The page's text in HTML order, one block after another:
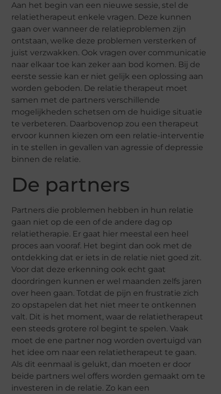
Aan het begin van een nieuwe sessie, stel de
relatietherapeut enkele vragen. Deze kunnen
gaan over wanneer de relatieproblemen zijn
ontstaan, welke deze problemen versterken of
juist verzwakken. Ook vragen over communicatie
naar elkaar toe kan zeker aan bod komen. Bij de
eerste sessie kan er niet gelijk een oplossing aan
worden geboden. De relatie therapeut moet
samen met de partners verschillende
mogelijkheden schetsen om de huidige situatie
te verbeteren. Daarbovenop zou een therapeut
ervoor kunnen kiezen om een relatie-interventie
in te stellen in gevallen van agressie of depressie
binnen de relatie.
De partners
Partners die problemen hebben in hun relatie
gaan niet op de een of de andere dag op
relatietherapie. Er gaat hier meestal een heel
proces aan vooraf. Het begint dan ook met de
ontdekking dat er iets in de relatie niet goed zit.
Voor dat deze erkenning ook echt gaat
doordringen kunnen er wel maanden zelfs jaren
over heen gaan. Totdat de pijn en frustratie zich
zo opstapelen dat het niet meer te ontkennen
valt. Dit is het moment, waar de relatietherapeut
een steeds grotere rol begint te spelen. Vaak
moet de ene partner nog worden overtuigd van
het idee om naar een relatietherapeut te gaan.
Als dit eenmaal is gelukt, dan moeten er door
beide partners wel offers worden gemaakt om te
investeren in de relatie. Zo kan een